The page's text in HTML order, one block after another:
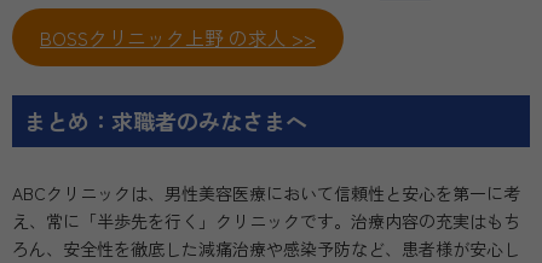
BOSSクリニック上野 の求人 >>
まとめ：求職者のみなさまへ
ABCクリニックは、男性美容医療において信頼性と安心を第一に考
え、常に「半歩先を行く」クリニックです。治療内容の充実はもち
ろん、安全性を徹底した減痛治療や感染予防など、患者様が安心し